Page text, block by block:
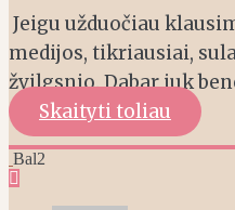
Jeigu užduočiau
medijos, tikriausiai,
žvilgsnio. Dabar juk
Skaityti toliau
Bal2